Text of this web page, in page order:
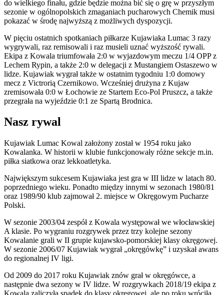
do wielkiego finału, gdzie będzie można bić się o grę w przyszłym
sezonie w ogólnopolskich zmaganiach pucharowych Chemik musi
pokazać w środę najwyższą z możliwych dyspozycji.
W pięciu ostatnich spotkaniach piłkarze Kujawiaka Lumac 3 razy
wygrywali, raz remisowali i raz musieli uznać wyższość rywali.
Ekipa z Kowala triumfowała 2:0 w wyjazdowym meczu 1/4 OPP z
Lechem Rypin, a także 2:0 w delegacji z Mustangiem Ostaszewo w
lidze. Kujawiak wygrał także w ostatnim tygodniu 1:0 domowy
mecz z Victrorią Czernikowo. Wcześniej drużyna z Kujaw
zremisowała 0:0 w Łochowie ze Startem Eco-Pol Pruszcz, a także
przegrała na wyjeździe 0:1 ze Spartą Brodnica.
Nasz rywal
Kujawiak Lumac Kowal założony został w 1954 roku jako
Kowalanka. W historii w klubie funkcjonowały różne sekcje m.in.
piłka siatkowa oraz lekkoatletyka.
Największym sukcesem Kujawiaka jest gra w III lidze w latach 80.
poprzedniego wieku. Ponadto między innymi w sezonach 1980/81
oraz 1989/90 klub zajmował 2. miejsce w Okręgowym Pucharze
Polski.
W sezonie 2003/04 zespół z Kowala występował we włocławskiej
A klasie. Po wygraniu rozgrywek przez trzy kolejne sezony
Kowalanie grali w II grupie kujawsko-pomorskiej klasy okręgowej.
W sezonie 2006/07 Kujawiak wygrał „okręgówkę” i uzyskał awans
do regionalnej IV ligi.
Od 2009 do 2017 roku Kujawiak znów grał w okręgówce, a
następnie dwa sezony w IV lidze. W rozgrywkach 2018/19 ekipa z